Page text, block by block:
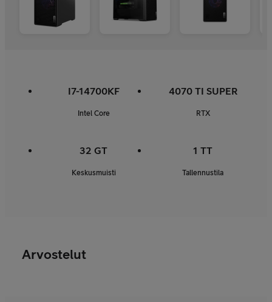
I7-14700KF
Intel Core
4070 TI SUPER
RTX
32 GT
Keskusmuisti
1 TT
Tallennustila
Arvostelut